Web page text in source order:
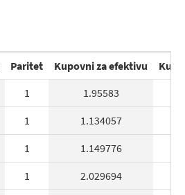
Paritet Kupovni za efektivu
1 1.95583
1 1.134057
1 1.149776
1 2.029694